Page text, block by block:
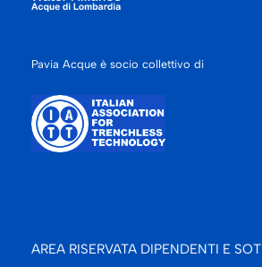
Pavia Acque è socio collettivo di
AREA RISERVATA DIPENDENTI E SOT